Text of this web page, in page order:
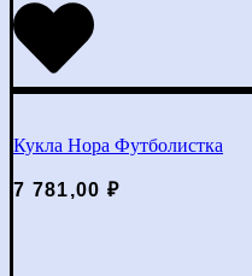
Кукла Нора Футболистка
7 781,00 ₽